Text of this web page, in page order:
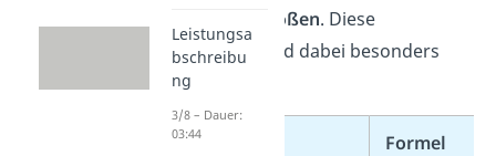
zu anderen Größen. Diese
Kennzahlen
sind dabei besonders
relevant
Kennzahl Formel
Leistungsa
bschreibu
ng
3/8 – Dauer:
03:44